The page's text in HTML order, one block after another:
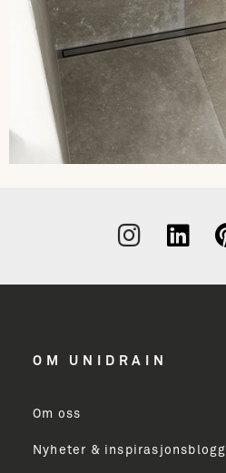
OM UNIDRAIN
Om oss
Nyheter & inspirasjonsblogg